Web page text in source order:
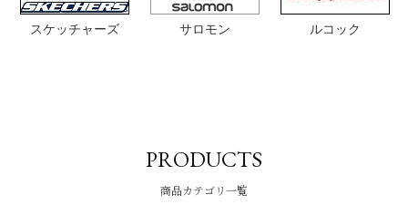
サロモン ルコック カイザー
PRODUCTS
商品カテゴリ一覧